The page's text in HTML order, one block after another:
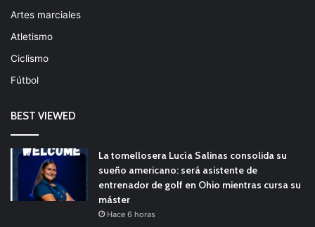
Artes marciales
Atletismo
Ciclismo
Fútbol
BEST VIEWED
La tomellosera Lucía Salinas consolida su
sueño americano: será asistente de
entrenador de golf en Ohio mientras cursa su
máster
Hace 6 horas